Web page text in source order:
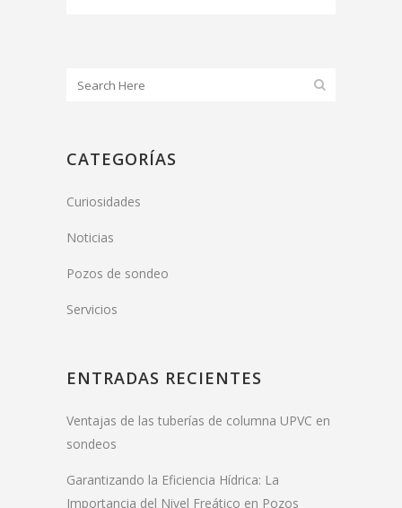
CATEGORÍAS
Curiosidades
Noticias
Pozos de sondeo
Servicios
ENTRADAS RECIENTES
Ventajas de las tuberías de columna UPVC en
sondeos
Garantizando la Eficiencia Hídrica: La
Importancia del Nivel Freático en Pozos